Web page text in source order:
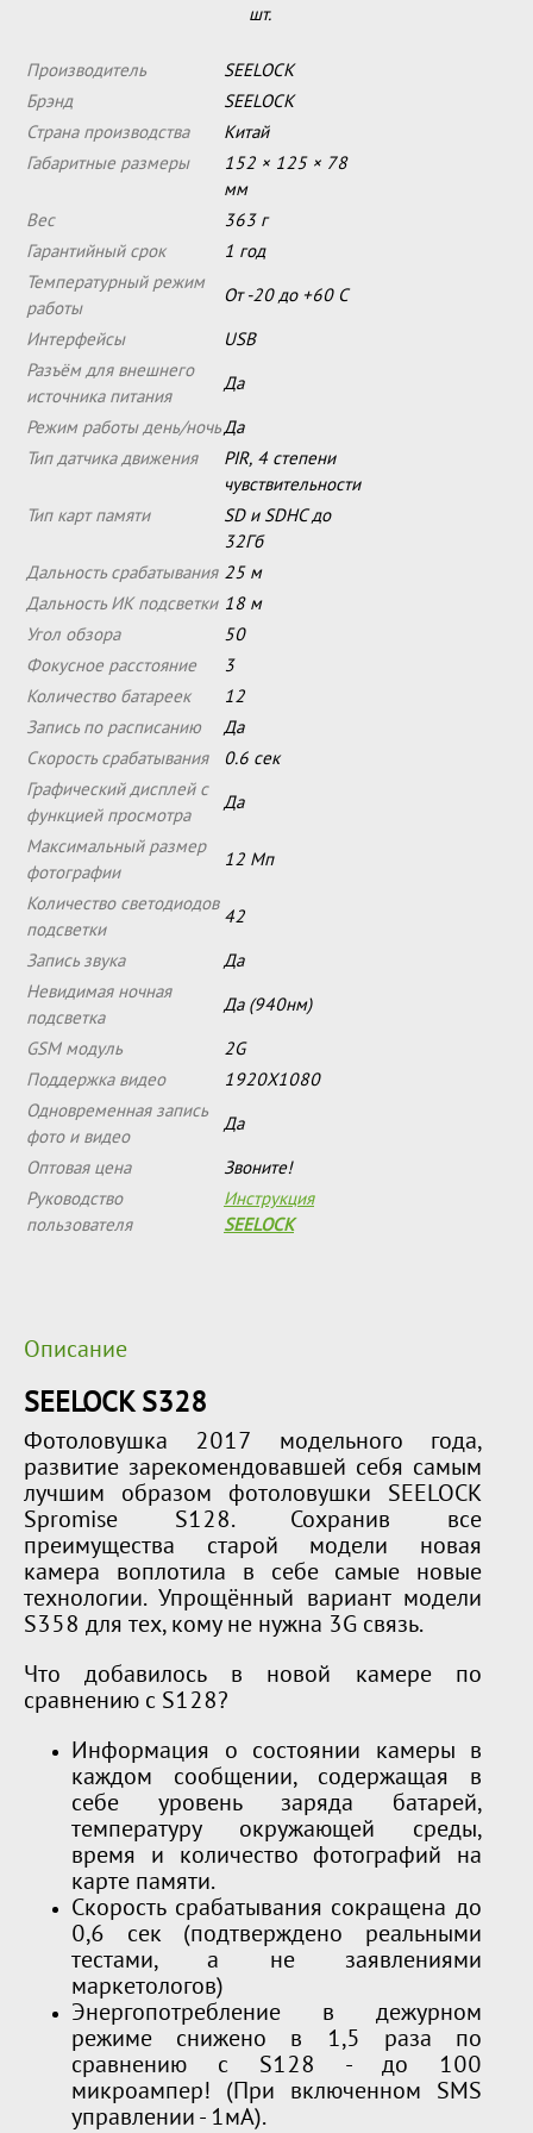
шт.
Производитель
SEELOCK
Брэнд
SEELOCK
Страна производства
Китай
Габаритные размеры
152 × 125 × 78
мм
Вес
363 г
Гарантийный срок
1 год
Температурный режим
работы
От -20 до +60 С
Интерфейсы
USB
Разъём для внешнего
источника питания
Да
Режим работы день/ночьДа
Тип датчика движения
PIR, 4 степени
чувствительности
Тип карт памяти
SD и SDHC до
32Гб
Дальность срабатывания 25 м
Дальность ИК подсветки 18 м
Угол обзора
50
Фокусное расстояние
3
Количество батареек
12
Запись по расписанию
Да
Скорость срабатывания
0.6 сек
Графический дисплей с
функцией просмотра
Да
Максимальный размер
фотографии
12 Мп
Количество светодиодов
подсветки
42
Запись звука
Да
Невидимая ночная
подсветка
Да (940нм)
GSM модуль
2G
Поддержка видео
1920Х1080
Одновременная запись
фото и видео
Да
Оптовая цена
Звоните!
Руководство
пользователя
Инструкция
SEELOCK
Описание
SEELOCK S328
Фотоловушка 2017 модельного года,
развитие зарекомендовавшей себя самым
лучшим образом фотоловушки SEELOCK
Spromise S128. Сохранив все
преимущества старой модели новая
камера воплотила в себе самые новые
технологии. Упрощённый вариант модели
S358 для тех, кому не нужна 3G связь.
Что добавилось в новой камере по
сравнению с S128?
Информация о состоянии камеры в
каждом сообщении, содержащая в
себе уровень заряда батарей,
температуру окружающей среды,
время и количество фотографий на
карте памяти.
Скорость срабатывания сокращена до
0,6 сек (подтверждено реальными
тестами, а не заявлениями
маркетологов)
Энергопотребление в дежурном
режиме снижено в 1,5 раза по
сравнению с S128 - до 100
микроампер! (При включенном SMS
управлении - 1мА).